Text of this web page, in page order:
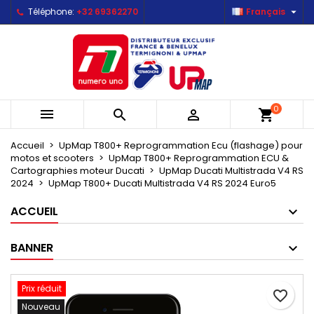
Téléphone: +32 69362270 Français 
   shopping_cart0
Accueil
UpMap T800+ Reprogrammation Ecu (flashage) pour
motos et scooters
UpMap T800+ Reprogrammation ECU &
Cartographies moteur Ducati
UpMap Ducati Multistrada V4 RS
2024
UpMap T800+ Ducati Multistrada V4 RS 2024 Euro5
ACCUEIL
BANNER
Prix réduit
Nouveau
favorite_border
Mes listes d'envies ×
Créer une nouvelle liste
Créer une liste d'envies ×
Nom de la liste d'envies
Connexion ×
Vous devez être connecté pour ajouter des produits
à votre liste d'envies.
Annuler Connexion